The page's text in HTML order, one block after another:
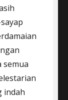
semua
indah